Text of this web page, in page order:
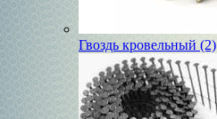
Гвоздь кровельный (2)